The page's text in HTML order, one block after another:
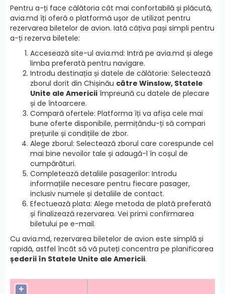
Pentru a-ți face călătoria cât mai confortabilă și plăcută,
avia.md îți oferă o platformă ușor de utilizat pentru
rezervarea biletelor de avion. Iată câțiva pași simpli pentru
a-ți rezerva biletele:
Accesează site-ul avia.md: Intră pe avia.md și alege
limba preferată pentru navigare.
Introdu destinația și datele de călătorie: Selectează
zborul dorit din Chișinău către Winslow, Statele
Unite ale Americii împreună cu datele de plecare
și de întoarcere.
Compară ofertele: Platforma îți va afișa cele mai
bune oferte disponibile, permițându-ți să compari
prețurile și condițiile de zbor.
Alege zborul: Selectează zborul care corespunde cel
mai bine nevoilor tale și adaugă-l în coșul de
cumpărături.
Completează detaliile pasagerilor: Introdu
informațiile necesare pentru fiecare pasager,
inclusiv numele și detaliile de contact.
Efectuează plata: Alege metoda de plată preferată
și finalizează rezervarea. Vei primi confirmarea
biletului pe e-mail.
Cu avia.md, rezervarea biletelor de avion este simplă și
rapidă, astfel încât să vă puteți concentra pe planificarea
șederii în Statele Unite ale Americii.
+